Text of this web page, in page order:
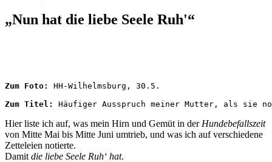
„Nun hat die liebe Seele Ruh'“
Zum Foto: HH-Wilhelmsburg, 30.5.
Zum Titel: Häufiger Ausspruch meiner Mutter, als sie
Hier liste ich auf, was mein Hirn und Gemüt in der Hundebefallszeit
von Mitte Mai bis Mitte Juni umtrieb, und was ich auf verschiedene
Zetteleien notierte.
Damit die liebe Seele Ruh‘ hat.